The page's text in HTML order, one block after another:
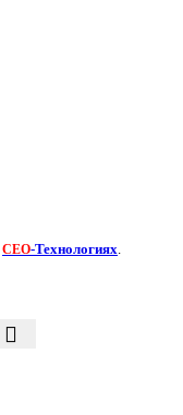
СЕО-Технологиях.